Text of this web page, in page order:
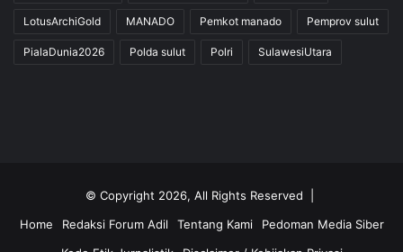
LotusArchiGold MANADO Pemkot manado Pemprov sulut
PialaDunia2026 Polda sulut Polri SulawesiUtara
© Copyright 2026, All Rights Reserved |
Home
Redaksi Forum Adil Tentang Kami
Pedoman Media Siber